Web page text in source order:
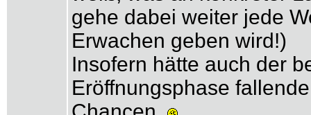
gehe dabei weiter jede
Erwachen geben wird!)
Insofern hätte auch der
Eröffnungsphase